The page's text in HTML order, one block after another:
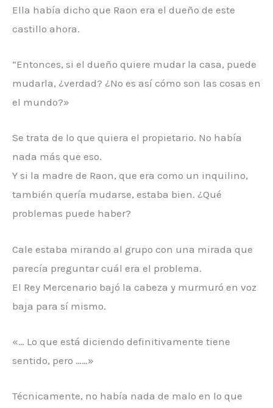
Ella había dicho que Raon era el dueño de este
castillo ahora.
“Entonces, si el dueño quiere mudar la casa, puede
mudarla, ¿verdad? ¿No es así cómo son las cosas en
el mundo?»
Se trata de lo que quiera el propietario. No había
nada más que eso.
Y si la madre de Raon, que era como un inquilino,
también quería mudarse, estaba bien. ¿Qué
problemas puede haber?
Cale estaba mirando al grupo con una mirada que
parecía preguntar cuál era el problema.
El Rey Mercenario bajó la cabeza y murmuró en voz
baja para sí mismo.
«… Lo que está diciendo definitivamente tiene
sentido, pero ……»
Técnicamente, no había nada de malo en lo que